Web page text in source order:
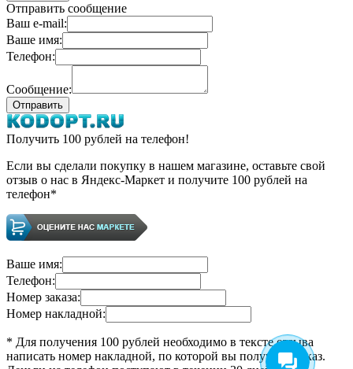
Отправить сообщение
Ваш e-mail:
Ваше имя:
Телефон:
Сообщение:
Получить 100 рублей на телефон!
Если вы сделали покупку в нашем магазине, оставьте свой
отзыв о нас в Яндекс-Маркет и получите 100 рублей на
телефон*
Ваше имя:
Телефон:
Номер заказа:
Номер накладной:
* Для получения 100 рублей необходимо в тексте отзыва
написать номер накладной, по которой вы получили заказ.